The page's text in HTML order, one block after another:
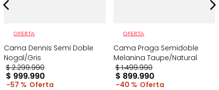
OFERTA
Cama Dennis Semi Doble
Nogal/Gris
$ 2.299.990
$ 999.990
57 %
OFERTA
Cama Praga Semidoble
Melanina Taupe/Natural
$ 1.499.990
$ 899.990
40 %